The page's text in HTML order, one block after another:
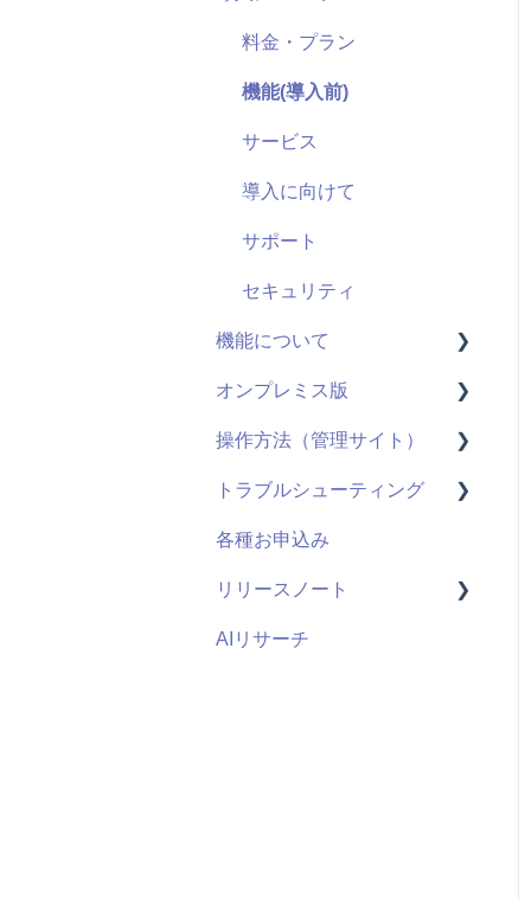
料金・プラン
機能(導入前)
サービス
導入に向けて
サポート
セキュリティ
機能について
動画配信
ライブ配信
ユーザーID
管理機能：管理サイト
アンケート機能
視聴履歴
オンプレミス版
全般
用語
システム仕様
お申し込み・導入
操作方法（管理サイト）
はじめに
ライブ配信
ユーザー管理機能
コンテンツ管理機能
トラブルシューティング
視聴ページ
管理サイト
各種お申込み
リリースノート
2026年度
AIリサーチ